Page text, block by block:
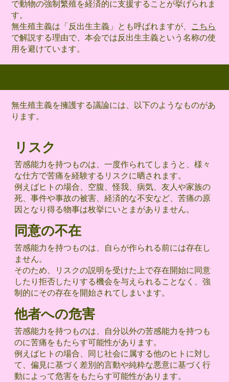
で動物の強制繁殖を経済的に支援することが挙げられま
す。
無生殖主義は「反出生主義」とも呼ばれますが、 こちら
で解説する理由で、本会では反出生主義という名称の使
用を避けています。
無生殖主義を擁護する議論には、以下のようなものがあ
ります。
リスク
苦感能力を持つものは、一度作られてしまうと、様々
な仕方で苦痛を経験するリスクに晒されます。
例えばヒトの場合、空腹、怪我、病気、友人や家族の
死、事件や事故の被害、経済的な不安など、苦痛の原
因となり得る物事は枚挙にいとまがありません。
同意の不在
苦感能力を持つものは、自らが作られる前には存在し
ません。
そのため、リスクの説明を受けた上で存在開始に同意
したり拒否したりする機会を与えられることなく、強
制的にその存在を開始されてしまいます。
他者への危害
苦感能力を持つものは、自分以外の苦感能力を持つも
のに苦痛をもたらす可能性があります。
例えばヒトの場合、同じ社会に属する他のヒトに対し
て、偏見に基づく差別的言動や純粋な悪意に基づく行
動によって危害をもたらす可能性があります。